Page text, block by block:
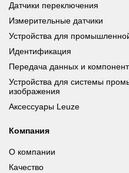
Датчики переключения
Измерительные датчики
Устройства для
Идентификация
Передача данных и
Устройства для системы
изображения
Аксессуары Leuze
Компания
О компании
Качество